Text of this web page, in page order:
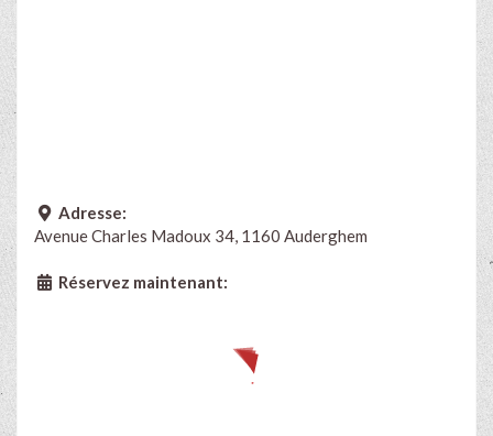
Adresse:
Avenue Charles Madoux 34, 1160 Auderghem
Réservez maintenant: